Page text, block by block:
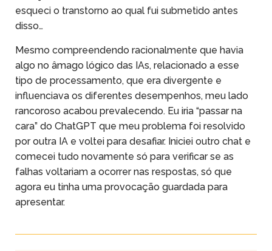
esqueci o transtorno ao qual fui submetido antes
disso…
Mesmo compreendendo racionalmente que havia
algo no âmago lógico das IAs, relacionado a esse
tipo de processamento, que era divergente e
influenciava os diferentes desempenhos, meu lado
rancoroso acabou prevalecendo. Eu iria “passar na
cara” do ChatGPT que meu problema foi resolvido
por outra IA e voltei para desafiar. Iniciei outro chat e
comecei tudo novamente só para verificar se as
falhas voltariam a ocorrer nas respostas, só que
agora eu tinha uma provocação guardada para
apresentar.